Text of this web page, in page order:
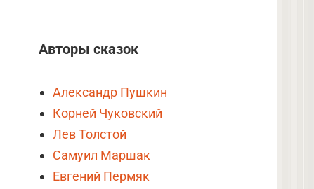
Авторы сказок
Александр Пушкин
Корней Чуковский
Лев Толстой
Самуил Маршак
Евгений Пермяк